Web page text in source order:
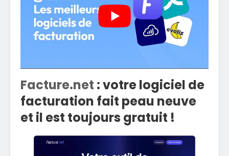
Facture.net : votre logiciel de
facturation fait peau neuve
et il est toujours gratuit !